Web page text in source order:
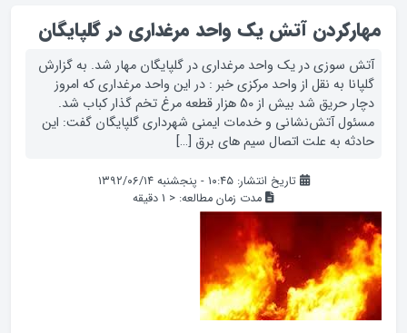
مهارکردن آتش يک واحد مرغداري در گلپايگان
آتش سوزی در یک واحد مرغداری در گلپایگان مهار شد. به گزارش
گلپانا به نقل از واحد مرکزی خبر : در این واحد مرغداری که امروز
دچار حریق شد بیش از 50 هزار قطعه مرغ تخم گذار کباب شد.
مسئول آتش‌نشانی و خدمات ایمنی شهرداری گلپایگان گفت: این
حادثه به علت اتصال سیم های برق […]
تاریخ انتشار: ۱۰:۴۵ - پنجشنبه ۱۳۹۲/۰۶/۱۴
مدت زمان مطالعه: < 1 دقیقه